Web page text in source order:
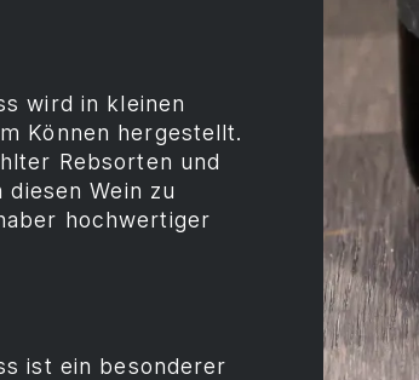
wird in kleinen
Können hergestellt.
Rebsorten und
Wein zu
hochwertiger
ist ein besonderer